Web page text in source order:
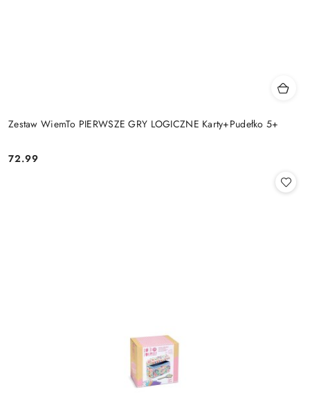
Zestaw WiemTo PIERWSZE GRY LOGICZNE Karty+Pudełko 5+
Cena:
72.99